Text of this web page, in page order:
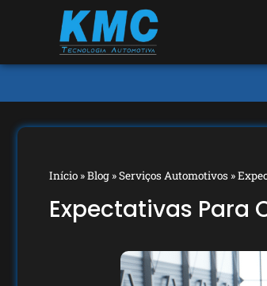
Início »Blog »Serviços Automotivos »
Expectativas Para